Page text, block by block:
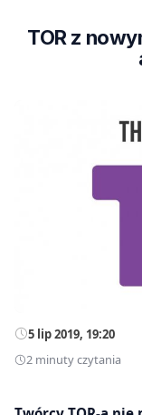
TOR z
5 lip 2019, 19:20
2 minuty czytania